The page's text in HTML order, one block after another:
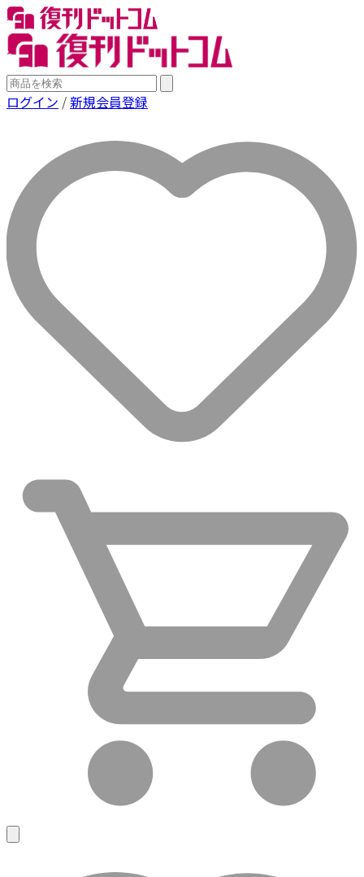
ログイン /新規会員登録